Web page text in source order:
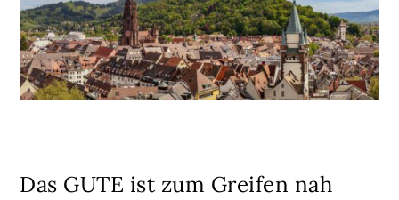
Das GUTE ist zum Greifen nah